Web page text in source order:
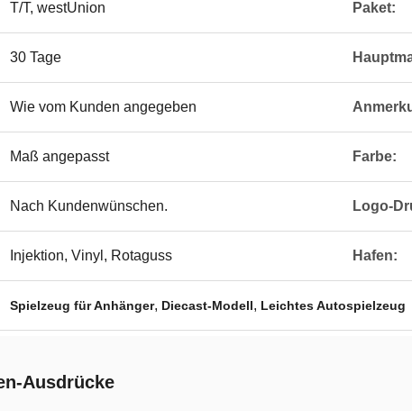
T/T, westUnion Paket:
30 Tage
Wie vom Kunden angegeben
Maß angepasst Farbe:
Nach Kundenwünschen. Logo-
Injektion, Vinyl, Rotaguss Hafen:
Spielzeug für Anhänger, Diecast-Modell, Leichtes Autospielzeug
Ausdrücke